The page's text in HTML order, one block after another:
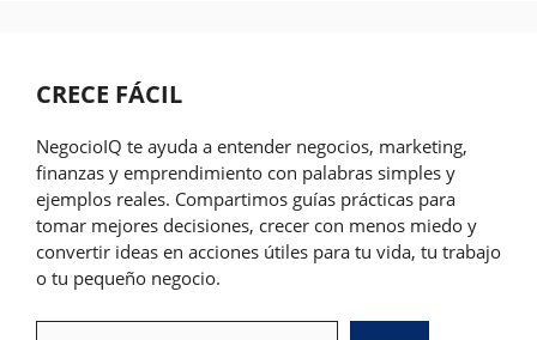
CRECE FÁCIL
NegocioIQ te ayuda a entender negocios, marketing,
finanzas y emprendimiento con palabras simples y
ejemplos reales. Compartimos guías prácticas para
tomar mejores decisiones, crecer con menos miedo y
convertir ideas en acciones útiles para tu vida, tu trabajo
o tu pequeño negocio.